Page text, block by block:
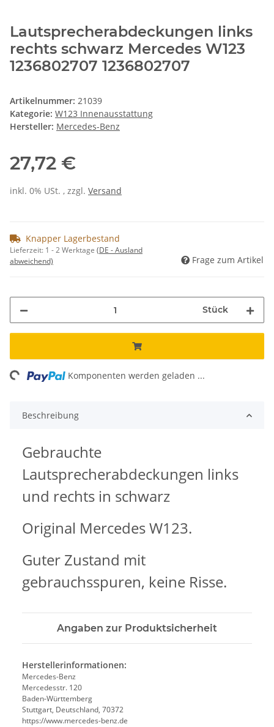
Lautsprecherabdeckungen links
rechts schwarz Mercedes W123
1236802707 1236802707
Artikelnummer: 21039
Kategorie: W123 Innenausstattung
Hersteller: Mercedes-Benz
27,72 €
inkl. 0% USt. , zzgl. Versand
Knapper Lagerbestand
Lieferzeit: 1 - 2 Werktage (DE - Ausland
abweichend)
Frage zum Artikel
Stück
Komponenten werden geladen ...
Beschreibung
Gebrauchte
Lautsprecherabdeckungen links
und rechts in schwarz
Original Mercedes W123.
Guter Zustand mit
gebrauchsspuren, keine Risse.
Angaben zur Produktsicherheit
Herstellerinformationen:
Mercedes-Benz
Mercedesstr. 120
Baden-Württemberg
Stuttgart, Deutschland, 70372
https://www.mercedes-benz.de